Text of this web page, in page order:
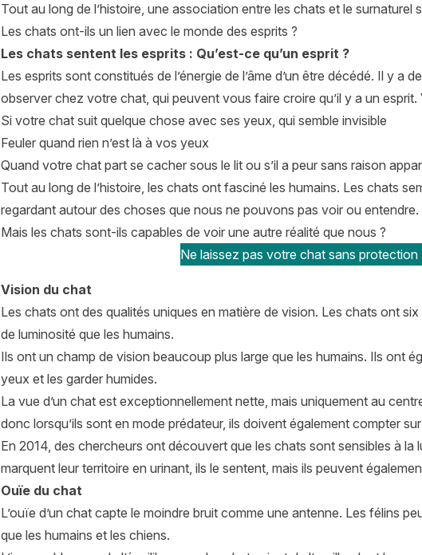
Tout au long de l’histoire, une association entre les chats et le surnaturel
Les chats ont-ils un lien avec le monde des esprits ?
Les chats sentent les esprits : Qu’est-ce qu’un esprit ?
Les esprits sont constitués de l’énergie de l’âme d’un être décédé. Il y
observer chez votre chat, qui peuvent vous faire croire qu’il y a un
Si votre chat suit quelque chose avec ses yeux, qui semble invisible
Feuler quand rien n’est là à vos yeux
Quand votre chat part se cacher sous le lit ou s’il a peur sans raison
Tout au long de l’histoire, les chats ont fasciné les humains. Les chats
regardant autour des choses que nous ne pouvons pas voir ou entendre.
Mais les chats sont-ils capables de voir une autre réalité que nous ?
Ne laissez pas votre chat sans
Vision du chat
Les chats ont des qualités uniques en matière de vision. Les chats ont
de luminosité que les humains.
Ils ont un champ de vision beaucoup plus large que les humains. Ils ont
yeux et les garder humides.
La vue d’un chat est exceptionnellement nette, mais uniquement au
donc lorsqu’ils sont en mode prédateur, ils doivent également compter
En 2014, des chercheurs ont découvert que les chats sont sensibles à la
marquent leur territoire en urinant, ils le sentent, mais ils peuvent
Ouïe du chat
L’ouïe d’un chat capte le moindre bruit comme une antenne. Les félins
que les humains et les chiens.